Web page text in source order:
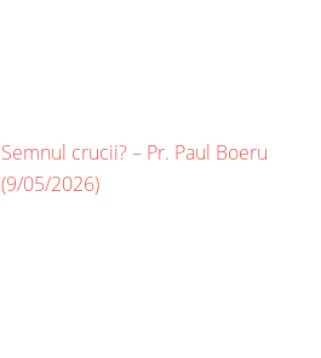
Semnul crucii? – Pr. Paul Boeru
(9/05/2026)